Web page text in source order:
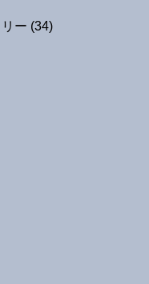
ー (34)